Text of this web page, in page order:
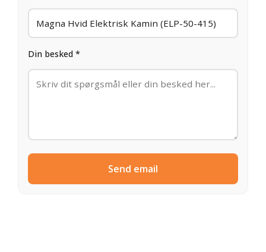
Din besked *
Send email